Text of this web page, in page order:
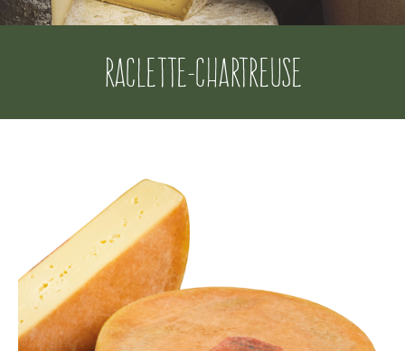
raclette-chartreuse